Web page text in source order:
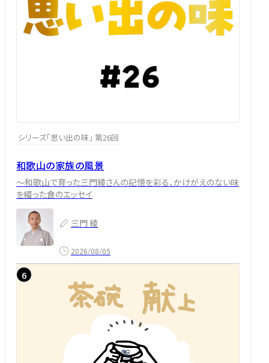
シリーズ「思い出の味」 第26回
和歌山の家族の風景
～和歌山で育った三門綾さんの記憶を彩る、かけがえのない味
を綴った食のエッセイ
三門 綾
2026/08/05